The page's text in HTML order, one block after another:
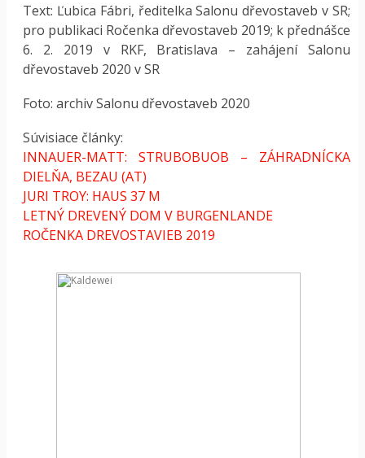
Text: Ľubica Fábri, ředitelka Salonu dřevostaveb v SR;
pro publikaci Ročenka dřevostaveb 2019; k přednášce
6. 2. 2019 v RKF, Bratislava – zahájení Salonu
dřevostaveb 2020 v SR
Foto: archiv Salonu dřevostaveb 2020
Súvisiace články:
INNAUER-MATT: STRUBOBUOB – ZÁHRADNÍCKA
DIELŇA, BEZAU (AT)
JURI TROY: HAUS 37 M
LETNÝ DREVENÝ DOM V BURGENLANDE
ROČENKA DREVOSTAVIEB 2019